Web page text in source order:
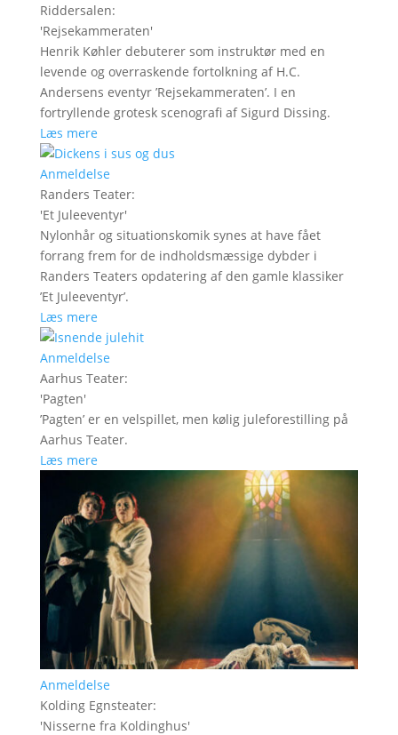
Riddersalen:
'Rejsekammeraten'
Henrik Køhler debuterer som instruktør med en
levende og overraskende fortolkning af H.C.
Andersens eventyr ’Rejsekammeraten’. I en
fortryllende grotesk scenografi af Sigurd Dissing.
Læs mere
Anmeldelse
Randers Teater:
'Et Juleeventyr'
Nylonhår og situationskomik synes at have fået
forrang frem for de indholdsmæssige dybder i
Randers Teaters opdatering af den gamle klassiker
’Et Juleeventyr’.
Læs mere
Anmeldelse
Aarhus Teater:
'Pagten'
’Pagten’ er en velspillet, men kølig juleforestilling på
Aarhus Teater.
Læs mere
Anmeldelse
Kolding Egnsteater:
'Nisserne fra Koldinghus'